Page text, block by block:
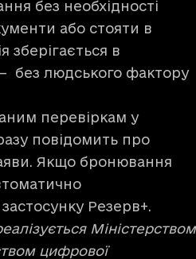
без необхідності
або стояти в
зберігається в
без людського фактору
перевіркам у
повідомить про
Якщо бронювання
Резерв+.
Міністерством
цифрової